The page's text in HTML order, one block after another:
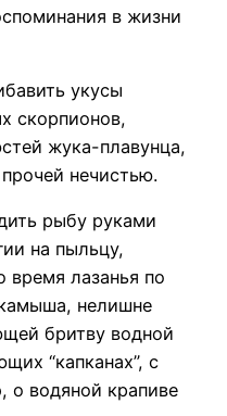
в жизни
укусы
скорпионов,
жука-плавунца,
нечистью.
рыбу руками
на пыльцу,
время лазанья по
нелишне
бритву водной
“капканах”, с
о водяной крапиве